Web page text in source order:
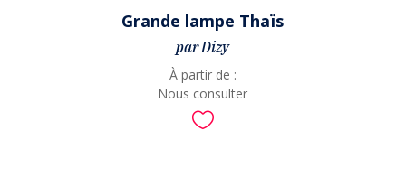
Grande lampe Thaïs
par Dizy
À partir de :
Nous consulter
